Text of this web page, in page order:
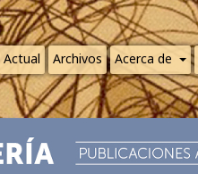
Actual Archivos Acerca de